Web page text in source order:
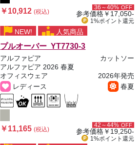
￥10,912(税込)
36～40% OFF
参考価格￥17,050-
1%ポイント 還元
NEW! 人気商品
プルオーバー YT7730-3
アルファピア
カットソー
アルファピア 2026 春夏
オフィスウェア
2026年発売
レディース
春夏
￥11,165(税込)
42～44% OFF
参考価格￥19,250-
1%ポイント 還元